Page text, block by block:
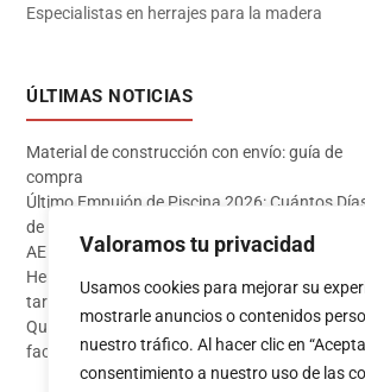
Valoramos tu privacidad
Usamos cookies para mejorar su
mostrarle anuncios o contenidos
nuestro tráfico. Al hacer clic en
consentimiento a nuestro uso de las
Especialistas en herrajes para la madera
ÚLTIMAS NOTICIAS
Material de construcción con envío: guía de
compra
Último Empujón de Piscina 2026: Cuántos
de Baño te Quedan en Madrid Sur (Datos
AEMET)
Herramientas imprescindibles para instalar
tarima flotante
Qué pintura usar en exterior: guía completa
fachadas 2026